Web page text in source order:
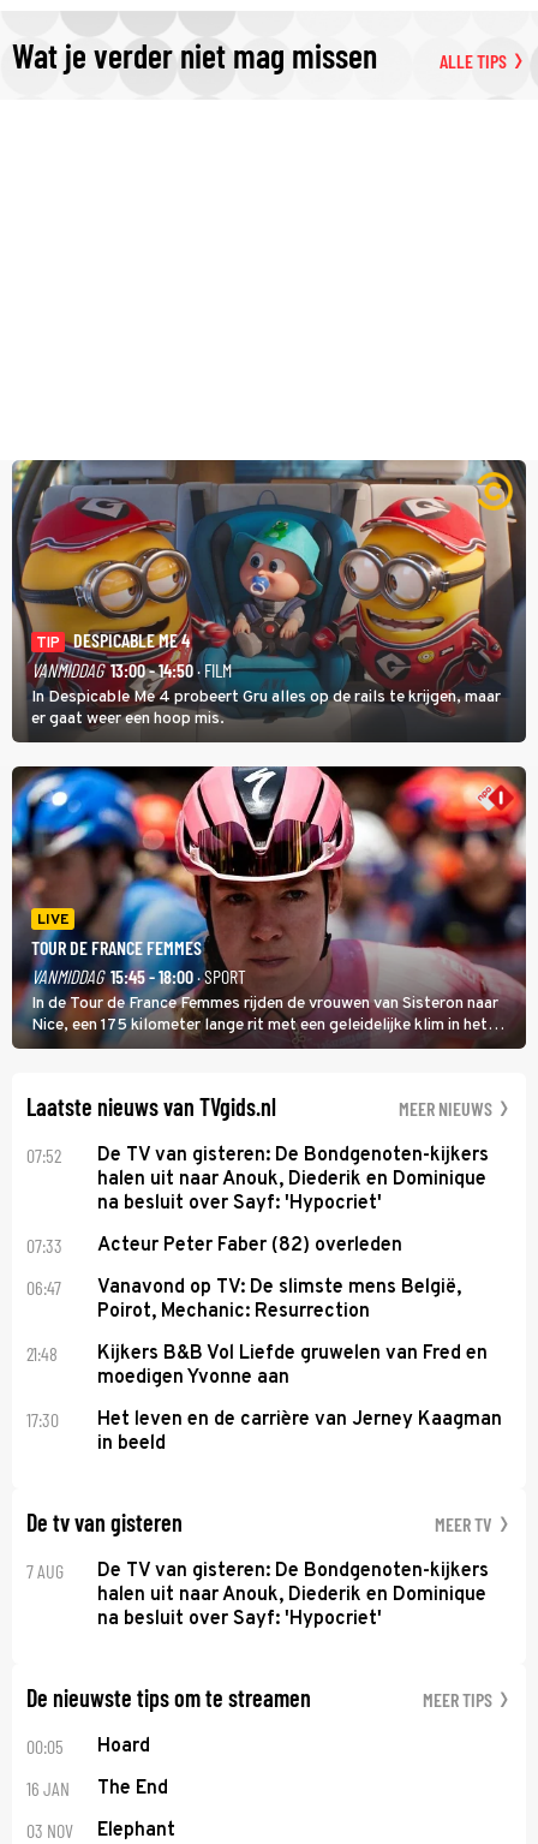
Wat je verder niet mag missen ALLE TIPS
TIP
DESPICABLE ME 4
VANMIDDAG 13:00 - 14:50· FILM
In Despicable Me 4 probeert Gru alles op de rails te krijgen, maar
er gaat weer een hoop mis.
LIVE
TOUR DE FRANCE FEMMES
VANMIDDAG 15:45 - 18:00· SPORT
In de Tour de France Femmes rijden de vrouwen van Sisteron naar
Nice, een 175 kilometer lange rit met een geleidelijke klim in het
midden. Dat is mogelijk niet de zwaarste hindernis, dat is de
Laatste nieuws van TVgids.nl MEER NIEUWS
07:52
De TV van gisteren: De Bondgenoten-kijkers
halen uit naar Anouk, Diederik en Dominique
na besluit over Sayf: 'Hypocriet'
07:33 Acteur Peter Faber (82) overleden
06:47
Vanavond op TV: De slimste mens België,
Poirot, Mechanic: Resurrection
21:48
Kijkers B&B Vol Liefde gruwelen van Fred en
moedigen Yvonne aan
17:30
Het leven en de carrière van Jerney Kaagman
in beeld
De tv van gisteren MEER TV
7 AUG
De TV van gisteren: De Bondgenoten-kijkers
halen uit naar Anouk, Diederik en Dominique
na besluit over Sayf: 'Hypocriet'
De nieuwste tips om te streamen MEER TIPS
00:05 Hoard
16 JAN The End
03 NOV Elephant